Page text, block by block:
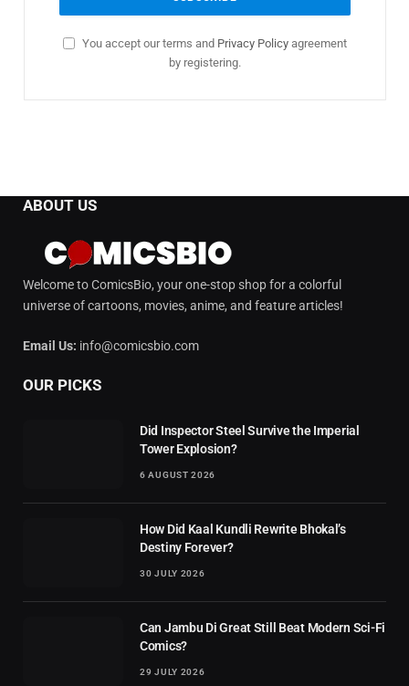
You accept our terms and Privacy Policy agreement
by registering.
ABOUT US
Welcome to ComicsBio, your one-stop shop for a colorful
universe of cartoons, movies, anime, and feature articles!
Email Us: info@comicsbio.com
OUR PICKS
Did Inspector Steel Survive the Imperial
Tower Explosion?
6 AUGUST 2026
How Did Kaal Kundli Rewrite Bhokal’s
Destiny Forever?
30 JULY 2026
Can Jambu Di Great Still Beat Modern Sci-Fi
Comics?
29 JULY 2026